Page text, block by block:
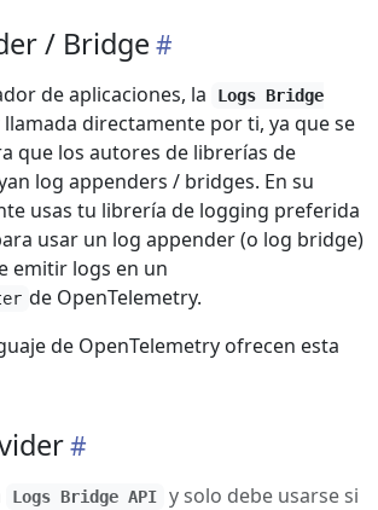
/ Bridge
de aplicaciones, la
Logs Bridge
directamente por ti, ya que se
que los autores de librerías de
log appenders / bridges. En su
usas tu librería de logging preferida
usar un log appender (o log bridge)
emitir logs en un
de OpenTelemetry.
de OpenTelemetry ofrecen esta
Logs Bridge API
y solo debe usarse si